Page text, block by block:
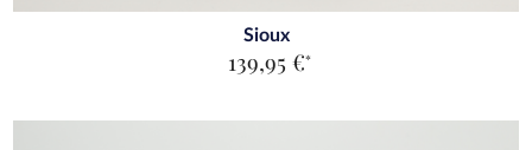
Sioux
139,95 €*